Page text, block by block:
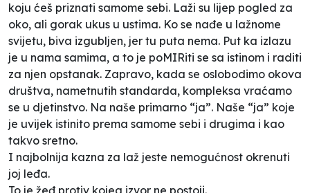
koju ćeš priznati samome sebi. Laži su lijep pogled za
oko, ali gorak ukus u ustima. Ko se nađe u lažnome
svijetu, biva izgubljen, jer tu puta nema. Put ka izlazu
je u nama samima, a to je poMIRiti se sa istinom i raditi
za njen opstanak. Zapravo, kada se oslobodimo okova
društva, nametnutih standarda, kompleksa vraćamo
se u djetinstvo. Na naše primarno “ja”. Naše “ja” koje
je uvijek istinito prema samome sebi i drugima i kao
takvo sretno.
I najbolnija kazna za laž jeste nemogućnost okrenuti
joj leđa.